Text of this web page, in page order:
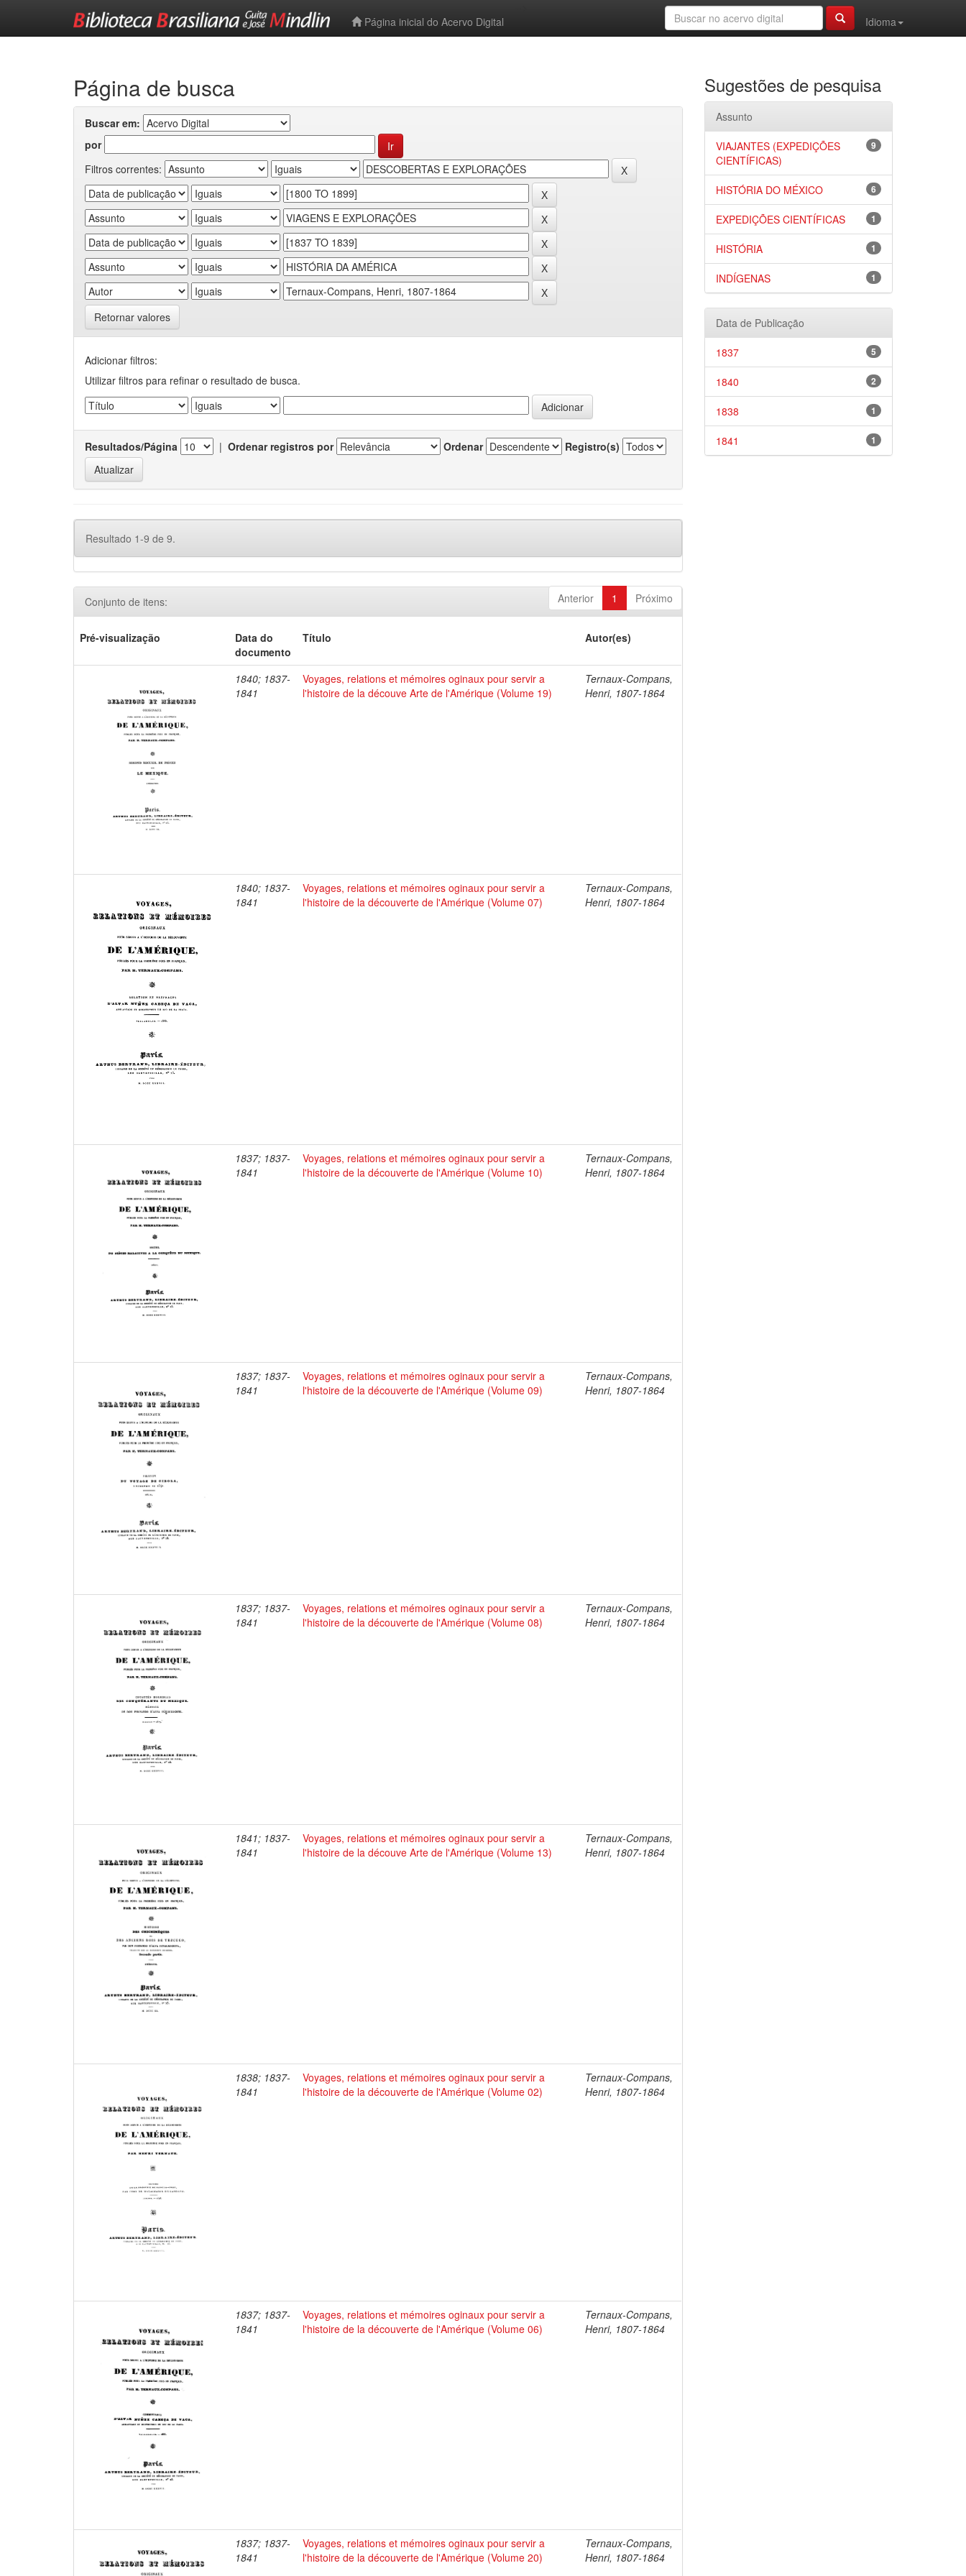
Página inicial do Acervo Digital
Idioma
Página de busca
Buscar em:
por
Filtros correntes:
Retornar valores
Adicionar filtros:
Utilizar filtros para refinar o resultado de busca.
Resultados/Página | Ordenar registros por Ordenar Registro(s)
Resultado 1-9 de 9.
Anterior 1 Próximo
Conjunto de itens:
Pré-visualização
Data do
documento
Título Autor(es)
1840; 1837-
1841
Voyages, relations et mémoires oginaux pour servir a
l'histoire de la découve Arte de l'Amérique (Volume 19)
Ternaux-Compans,
Henri, 1807-1864
1840; 1837-
1841
Voyages, relations et mémoires oginaux pour servir a
l'histoire de la découverte de l'Amérique (Volume 07)
Ternaux-Compans,
Henri, 1807-1864
1837; 1837-
1841
Voyages, relations et mémoires oginaux pour servir a
l'histoire de la découverte de l'Amérique (Volume 10)
Ternaux-Compans,
Henri, 1807-1864
1837; 1837-
1841
Voyages, relations et mémoires oginaux pour servir a
l'histoire de la découverte de l'Amérique (Volume 09)
Ternaux-Compans,
Henri, 1807-1864
1837; 1837-
1841
Voyages, relations et mémoires oginaux pour servir a
l'histoire de la découverte de l'Amérique (Volume 08)
Ternaux-Compans,
Henri, 1807-1864
1841; 1837-
1841
Voyages, relations et mémoires oginaux pour servir a
l'histoire de la découve Arte de l'Amérique (Volume 13)
Ternaux-Compans,
Henri, 1807-1864
1838; 1837-
1841
Voyages, relations et mémoires oginaux pour servir a
l'histoire de la découverte de l'Amérique (Volume 02)
Ternaux-Compans,
Henri, 1807-1864
1837; 1837-
1841
Voyages, relations et mémoires oginaux pour servir a
l'histoire de la découverte de l'Amérique (Volume 06)
Ternaux-Compans,
Henri, 1807-1864
1837; 1837-
1841
Voyages, relations et mémoires oginaux pour servir a
l'histoire de la découverte de l'Amérique (Volume 20)
Ternaux-Compans,
Henri, 1807-1864
Sugestões de pesquisa
Assunto
9
VIAJANTES (EXPEDIÇÕES
CIENTÍFICAS)
6
HISTÓRIA DO MÉXICO
1
EXPEDIÇÕES CIENTÍFICAS
1
HISTÓRIA
1
INDÍGENAS
Data de Publicação
5
1837
2
1840
1
1838
1
1841